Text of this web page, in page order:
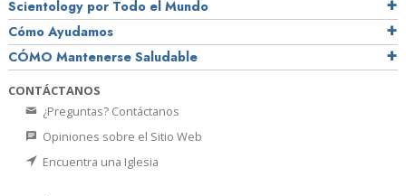
Scientology por Todo el Mundo
Cómo Ayudamos
CÓMO Mantenerse Saludable
CONTÁCTANOS
¿Preguntas? Contáctanos
Opiniones sobre el Sitio Web
Encuentra una Iglesia